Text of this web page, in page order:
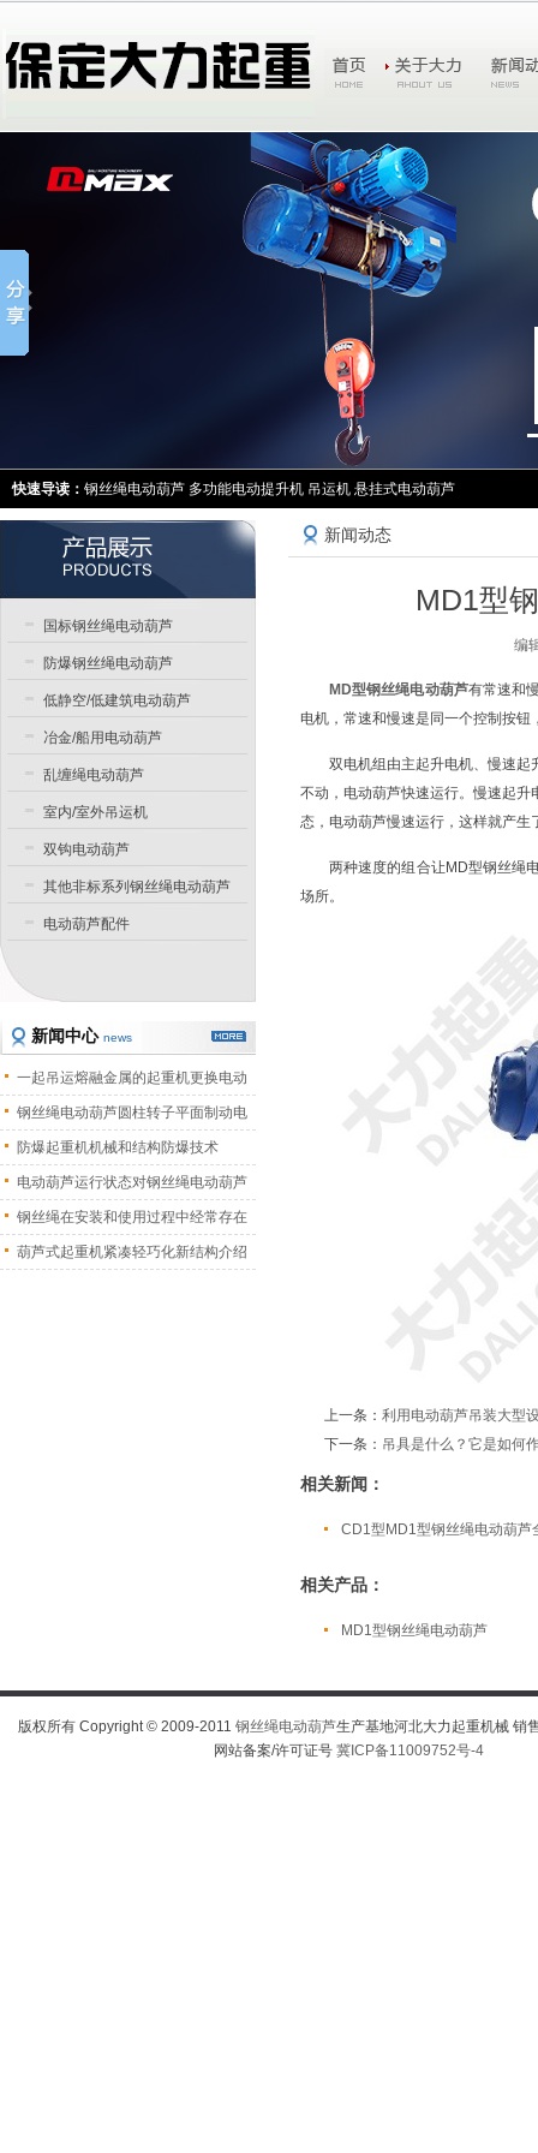
快速导读： 钢丝绳电动葫芦 多功能电动提升机 吊运机 悬挂式电动葫芦
新闻动态
MD1型
编
MD型钢丝绳电动葫芦有常速和
电机，常速和慢速是同一个控制按
双电机组由主起升电机、慢速起
不动，电动葫芦快速运行。慢速起
态，电动葫芦慢速运行，这样就产生
两种速度的组合让MD型钢丝绳
场所。
上一条： 利用电动葫芦吊装大型
下一条： 吊具是什么？它是如何
相关新闻：
CD1型MD1型钢丝绳电动葫芦
相关产品：
MD1型钢丝绳电动葫芦
国标钢丝绳电动葫芦
防爆钢丝绳电动葫芦
低静空/低建筑电动葫芦
冶金/船用电动葫芦
乱缠绳电动葫芦
室内/室外吊运机
双钩电动葫芦
其他非标系列钢丝绳电动葫芦
电动葫芦配件
新闻中心 news
一起吊运熔融金属的起重机更换电动
葫 钢丝绳电动葫芦圆柱转子平面制动电
机
防爆起重机机械和结构防爆技术
电动葫芦运行状态对钢丝绳电动葫芦
振 钢丝绳在安装和使用过程中经常存在
的 葫芦式起重机紧凑轻巧化新结构介绍
版权所有 Copyright © 2009-2011 钢丝绳电动葫芦生产基地河北大力起重机械 销
网站备案/许可证号 冀ICP备11009752号-4